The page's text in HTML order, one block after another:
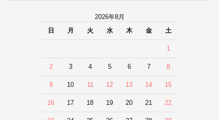
2026年8月
日
月 火 水 木 金 土
1
2 3 4 5 6 7 8
9 10 11 12 13 14 15
16 17 18 19 20 21 22